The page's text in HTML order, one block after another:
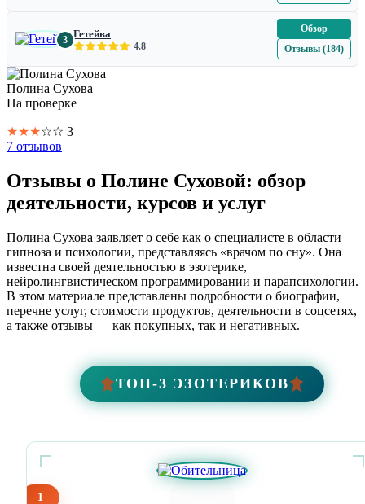
3 Гетейва
4.8
Обзор
Отзывы (184)
Полина Сухова
На проверке
★★★☆☆ 3
7 отзывов
Отзывы о Полине Суховой: обзор
деятельности, курсов и услуг
Полина Сухова заявляет о себе как о специалисте в области
гипноза и психологии, представляясь «врачом по сну». Она
известна своей деятельностью в эзотерике,
нейролингвистическом программировании и парапсихологии.
В этом материале представлены подробности о биографии,
перечне услуг, стоимости продуктов, деятельности в соцсетях,
а также отзывы — как покупных, так и негативных.
ТОП-3 ЭЗОТЕРИКОВ
1